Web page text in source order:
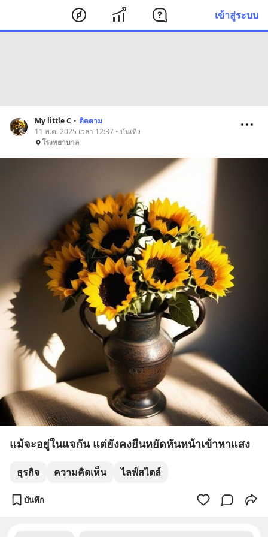
เข้าสู่ระบบ
My little C • ติดตาม
11 พ.ค. 2025 เวลา 12:37 • บันเทิง
โรงพยาบาล
แม้จะอยู่ในแจกัน แต่ยังคงยืนหยัดหันหน้าเข้าหาแสง
ธุรกิจ ความคิดเห็น ไลฟ์สไตล์
บันทึก